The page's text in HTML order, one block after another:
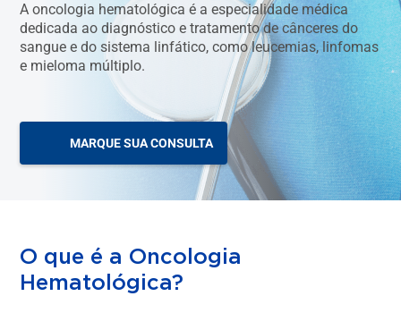
A oncologia hematológica é a especialidade médica
dedicada ao diagnóstico e tratamento de cânceres do
sangue e do sistema linfático, como leucemias, linfomas
e mieloma múltiplo.
MARQUE SUA CONSULTA
O que é a Oncologia
Hematológica?